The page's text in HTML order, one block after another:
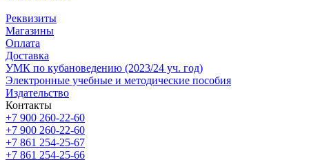
Реквизиты
Магазины
Oплата
Доставка
УМК по кубановедению (2023/24 уч. год)
Электронные учебные и методические пособия
Издательство
Контакты
+7 900 260-22-60
+7 900 260-22-60
+7 861 254-25-67
+7 861 254-25-66